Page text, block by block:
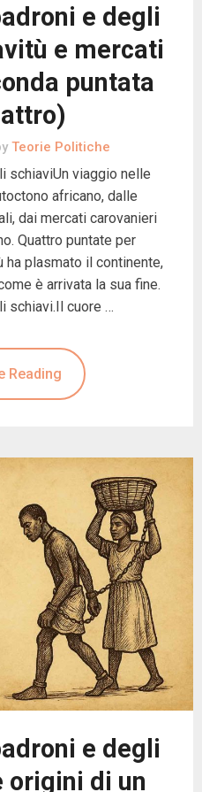
e degli
e mercati
puntata
Teorie Politiche
schiaviUn viaggio nelle
africano, dalle
dai mercati carovanieri
Quattro puntate per
plasmato il continente,
è arrivata la sua fine.
schiavi.Il cuore …
Reading
e degli
origini di un